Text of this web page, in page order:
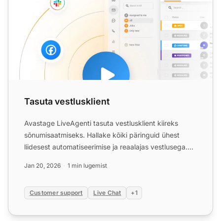
Tasuta vestlusklient
Avastage LiveAgenti tasuta vestlusklient kiireks
sõnumisaatmiseks. Hallake kõiki päringuid ühest
liidesest automatiseerimise ja reaalajas vestlusega.
Jan 20, 2026 1 min lugemist
Customer support Live Chat +1